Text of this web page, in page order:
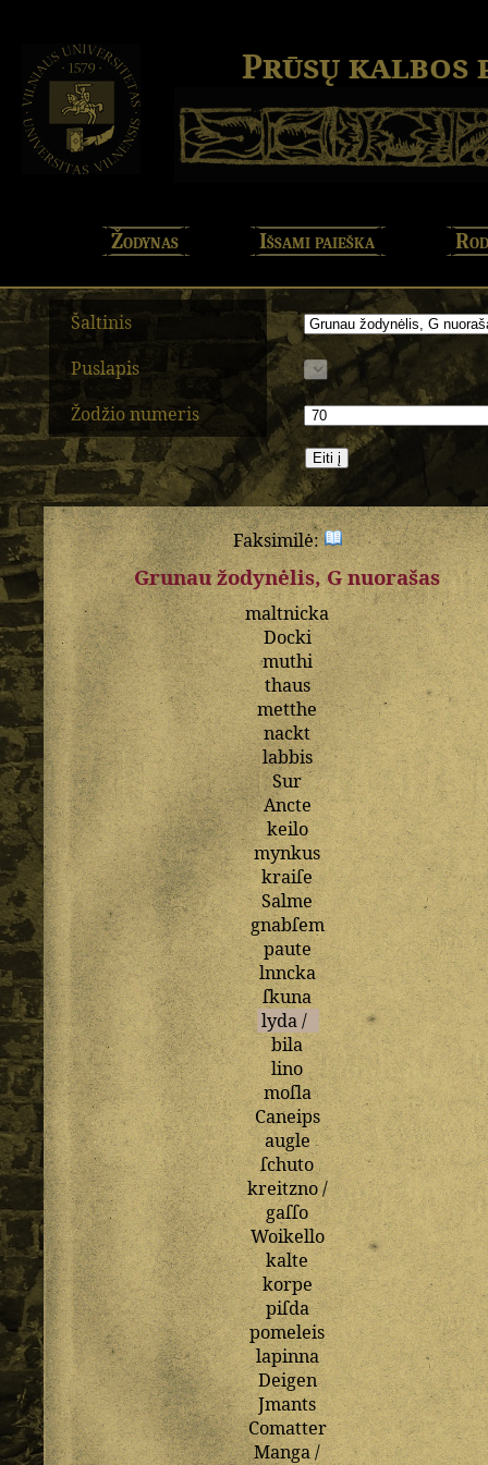
Prūsų kalbos
Žodynas Išsami paieška
Šaltinis
Puslapis
Žodžio numeris
Faksimilė:
Grunau žodynėlis, G nuorašas
maltnicka
Docki
muthi
thaus
metthe
nackt
labbis
Sur
Ancte
keilo
mynkus
kraiſe
Salme
gnabſem
paute
lnncka
ſkuna
lyda/
bila
lino
moſla
Caneips
augle
ſchuto
kreitzno/
gaſſo
Woikello
kalte
korpe
piſda
pomeleis
lapinna
Deigen
Jmants
Comatter
Manga/